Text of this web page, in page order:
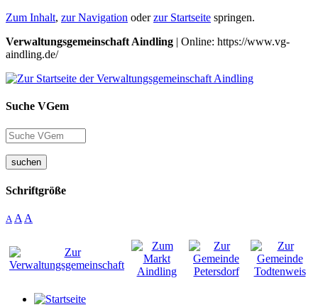
Zum Inhalt, zur Navigation oderzur Startseite springen.
Verwaltungsgemeinschaft Aindling | Online: https://www.vg-
aindling.de/
Suche VGem
suchen
Schriftgröße
A A A